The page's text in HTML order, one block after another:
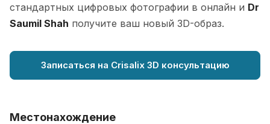
стандартных цифровых фотографии в онлайн и Dr
Saumil Shah получите ваш новый 3D-образ.
Записаться на Crisalix 3D консультацию
Местонахождение